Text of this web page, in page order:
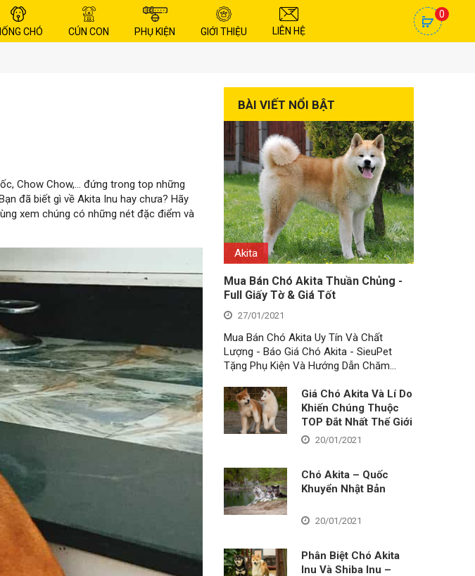
CHÓ CÚN CON PHỤ KIỆN GIỚI THIỆU LIÊN HỆ
0
Chow Chow,… đứng trong top những
đã biết gì về Akita Inu hay chưa? Hãy
xem chúng có những nét đặc điểm và
BÀI VIẾT NỔI BẬT
Akita
Mua Bán Chó Akita Thuần Chủng -
Full Giấy Tờ & Giá Tốt
27/01/2021
Mua Bán Chó Akita Uy Tín Và Chất
Lượng - Báo Giá Chó Akita - SieuPet
Tặng Phụ Kiện Và Hướng Dẫn Chăm…
Giá Chó Akita Và Lí Do
Khiến Chúng Thuộc
TOP Đắt Nhất Thế Giới
20/01/2021
Chó Akita – Quốc
Khuyển Nhật Bản
20/01/2021
Phân Biệt Chó Akita
Inu Và Shiba Inu –